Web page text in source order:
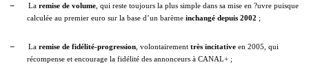
– La remise de volume , qui reste toujours la plus simple dans sa mise en ?uvre puisque
calculée au premier euro sur la base d’un barème inchangé depuis 2002 ;
– La remise de fidélité-progression , volontairement très incitative en 2005, qui
récompense et encourage la fidélité des annonceurs à CANAL+ ;